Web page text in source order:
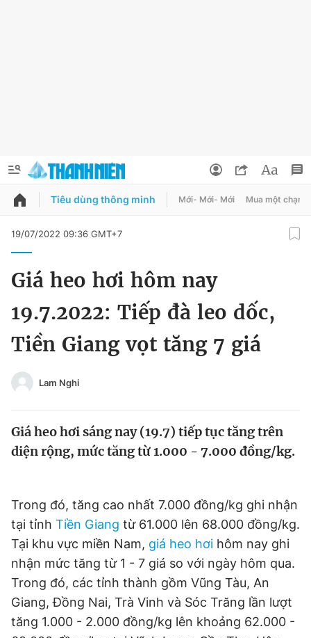
QUẢNG CÁO ĐẶT BÁO
Chuyên mục khác
Tin 24h
Video Magazine
Tiện ích Bạn cần biết
Thông tin tòa soạn Liên hệ quảng cáo
Đổi mật khẩu
Tin đã lưu
Tin đã xem
Đăng xuất
Tiêu dùng thông minh Mới- Mới- Mới Mua một chạm
19/07/2022 09:36 GMT+7
Giá heo hơi hôm nay
19.7.2022: Tiếp đà leo dốc,
Tiền Giang vọt tăng 7 giá
Lam Nghi
Giá heo hơi sáng nay (19.7) tiếp tục tăng trên
diện rộng, mức tăng từ 1.000 - 7.000 đồng/kg.
Trong đó, tăng cao nhất 7.000 đồng/kg ghi nhận
tại tỉnh Tiền Giang từ 61.000 lên 68.000 đồng/kg.
Tại khu vực miền Nam, giá heo hơi hôm nay ghi
nhận mức tăng từ 1 - 7 giá so với ngày hôm qua.
Trong đó, các tỉnh thành gồm Vũng Tàu, An
Giang, Đồng Nai, Trà Vinh và Sóc Trăng lần lượt
tăng 1.000 - 2.000 đồng/kg lên khoảng 62.000 -